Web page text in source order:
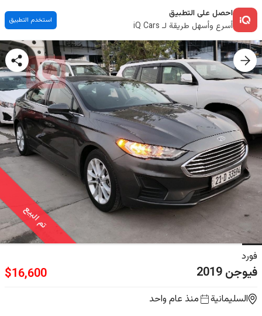
احصل على التطبيق
أسرع وأسهل طريقة لـ iQ Cars
استخدم التطبيق
تم البيع
فورد
فيوجن2019
$16,600
السليمانية منذ عام واحد